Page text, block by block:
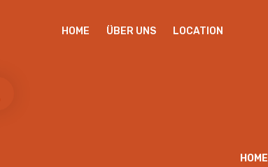
HOME ÜBER UNS LOCATION
HOME